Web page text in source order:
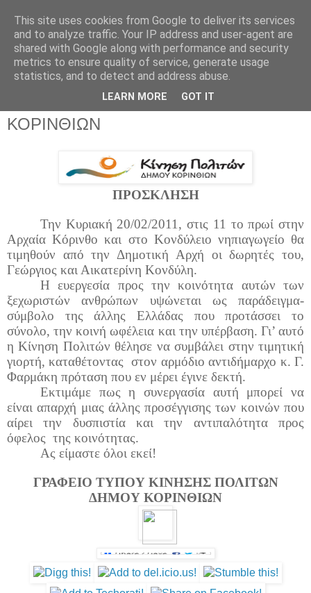
Parakato.gr
ΠΡΟΣΚΛΗΣΗ ΓΡΑΦΕΙΟΥ ΤΥΠΟΥ
ΚΙΝΗΣΗΣ ΠΟΛΙΤΩΝ ΔΗΜΟΥ
ΚΟΡΙΝΘΙΩΝ
ΠΡΟΣΚΛΗΣΗ
Την Κυριακή 20/02/2011, στις 11 το πρωί στην
Αρχαία Κόρινθο και στο Κονδύλειο νηπιαγωγείο θα
τιμηθούν από την Δημοτική Αρχή οι δωρητές του,
Γεώργιος και Αικατερίνη Κονδύλη.
Η ευεργεσία προς την κοινότητα αυτών των
ξεχωριστών ανθρώπων υψώνεται ως παράδειγμα-
σύμβολο της άλλης Ελλάδας που προτάσσει το
σύνολο, την κοινή ωφέλεια και την υπέρβαση. Γι’ αυτό
η Κίνηση Πολιτών θέλησε να συμβάλει στην τιμητική
γιορτή, καταθέτοντας στον αρμόδιο αντιδήμαρχο κ. Γ.
Φαρμάκη πρόταση που εν μέρει έγινε δεκτή.
Εκτιμάμε πως η συνεργασία αυτή μπορεί να
είναι απαρχή μιας άλλης προσέγγισης των κοινών που
αίρει την δυσπιστία και την αντιπαλότητα προς
όφελος της κοινότητας.
Ας είμαστε όλοι εκεί!
ΓΡΑΦΕΙΟ ΤΥΠΟΥ ΚΙΝΗΣΗΣ ΠΟΛΙΤΩΝ
ΔΗΜΟΥ ΚΟΡΙΝΘΙΩΝ
This site uses cookies from Google to deliver its services
and to analyze traffic. Your IP address and user-agent are
shared with Google along with performance and security
metrics to ensure quality of service, generate usage
statistics, and to detect and address abuse.
LEARN MORE GOT IT